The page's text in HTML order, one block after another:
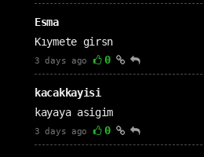
Esma
Kıymete girsn
3 days ago 0
kacakkayisi
kayaya asigim
3 days ago 0